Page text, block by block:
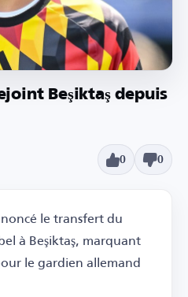
Beşiktaş depuis
0 0
le transfert du
à Beşiktaş, marquant
le gardien allemand